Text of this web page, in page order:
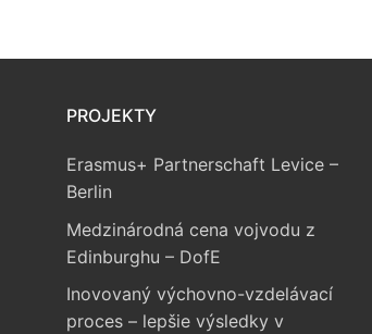
PROJEKTY
Erasmus+ Partnerschaft Levice –
Berlin
Medzinárodná cena vojvodu z
Edinburghu – DofE
Inovovaný výchovno-vzdelávací
proces – lepšie výsledky v